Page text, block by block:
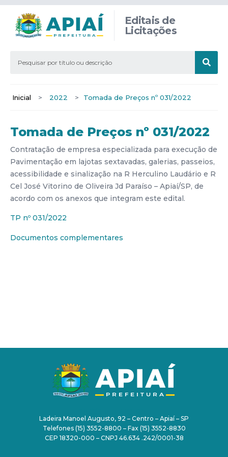
Editais de
Licitações
Inicial > 2022 > Tomada de Preços nº 031/2022
Tomada de Preços nº 031/2022
Contratação de empresa especializada para execução de
Pavimentação em lajotas sextavadas, galerias, passeios,
acessibilidade e sinalização na R Herculino Laudário e R
Cel José Vitorino de Oliveira Jd Paraíso – Apiaí/SP, de
acordo com os anexos que integram este edital.
TP nº 031/2022
Documentos complementares
Ladeira Manoel Augusto, 92 – Centro – Apiaí – SP
Telefones (15) 3552-8800 – Fax (15) 3552-8830
CEP 18320-000 – CNPJ 46.634 .242/0001-38